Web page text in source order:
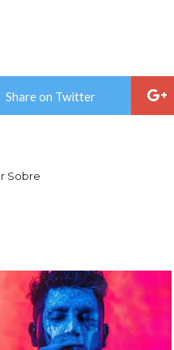
Share on Twitter
Sobre